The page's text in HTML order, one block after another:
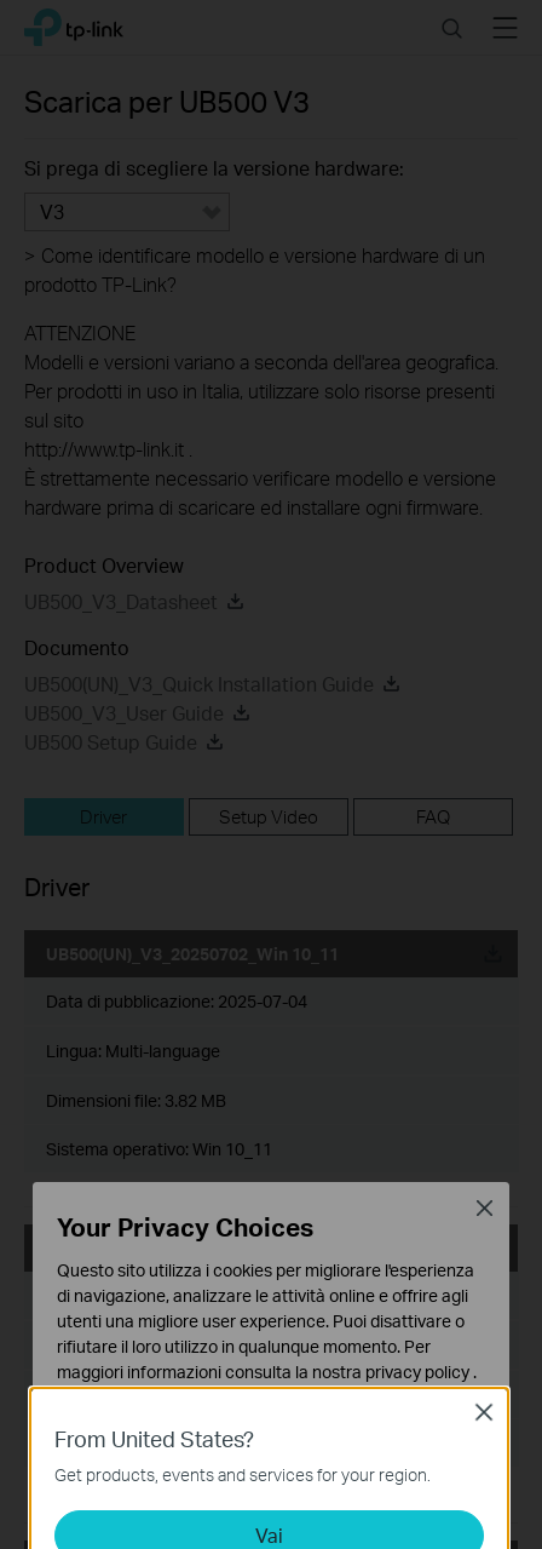
Click
navigation
TP-Link, Reliably Smart SearchMenu
Scarica per UB500 V3
Si prega di scegliere la versione hardware:
V3
> Come identificare modello e versione hardware di un
prodotto TP-Link?
ATTENZIONE
Modelli e versioni variano a seconda dell'area geografica.
Per prodotti in uso in Italia, utilizzare solo risorse presenti
sul sito
http://www.tp-link.it .
È strettamente necessario verificare modello e versione
hardware prima di scaricare ed installare ogni firmware.
Product Overview
UB500_V3_Datasheet
Documento
UB500(UN)_V3_Quick Installation Guide
UB500_V3_User Guide
UB500 Setup Guide
Driver Setup Video FAQ
Driver
UB500(UN)_V3_20250702_Win 10_11
Data di pubblicazione: 2025-07-04
Lingua: Multi-language
Dimensioni file: 3.82 MB
Sistema operativo: Win 10_11
UB500(UN)_V3_Win10_Win11
Data di pubblicazione:2025-03-14
Lingua:Multi-language
Dimensioni file:6.87 MB
Sistema operativo: win10x86x64,win11
From United States?
Get products, events and services for your region.
Vai
Close
Your Privacy Choices
Questo sito utilizza i cookies per migliorare l'esperienza
di navigazione, analizzare le attività online e offrire agli
utenti una migliore user experience. Puoi disattivare o
rifiutare il loro utilizzo in qualunque momento. Per
maggiori informazioni consulta la nostra privacy policy .
Questi cookies sono necessari per il corretto
funzionamento del sito e non possono essere disattivati
nel tuo sistema.
Analytics e Marketing Cookies
Close